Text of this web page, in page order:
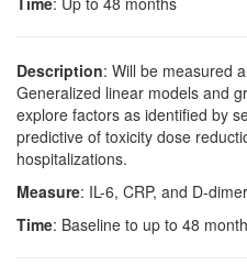
Description: Will be measured
Generalized linear models and
explore factors as identified by
predictive of toxicity dose
hospitalizations.
Measure: IL-6, CRP, and D-
Time: Baseline to up to 48